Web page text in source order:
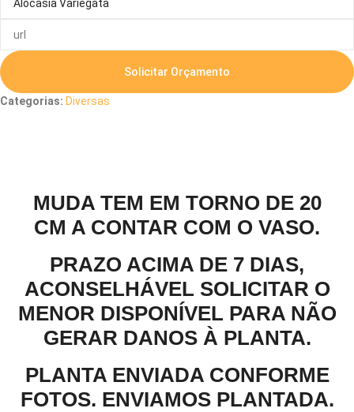
Solicitar Orçamento
Categorias: Diversas
MUDA TEM EM TORNO DE 20
CM A CONTAR COM O VASO.
PRAZO ACIMA DE 7 DIAS,
ACONSELHÁVEL SOLICITAR O
MENOR DISPONÍVEL PARA NÃO
GERAR DANOS À PLANTA.
PLANTA ENVIADA CONFORME
FOTOS. ENVIAMOS PLANTADA.